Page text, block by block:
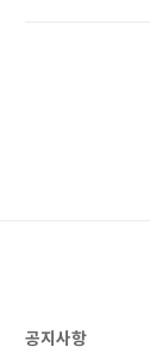
업하고 있었
공지사항